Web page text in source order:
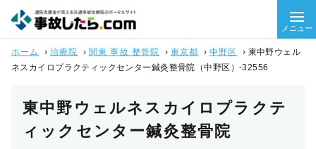
メニュー
ホーム › 治療院 › 関東 事故 整骨院 › 東京都 › 中野区 › 東中野ウェル
ネスカイロプラクティックセンター鍼灸整骨院（中野区）-32556
東中野ウェルネスカイロプラクテ
ィックセンター鍼灸整骨院